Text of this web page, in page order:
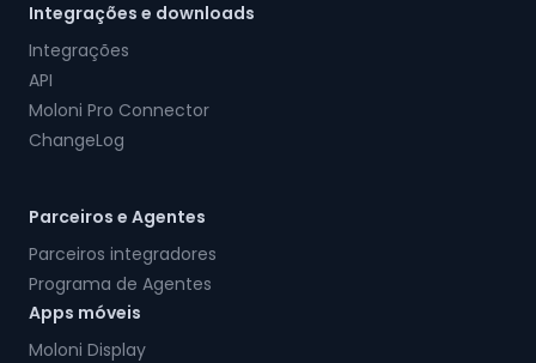
Integrações e downloads
Integrações
API
Moloni Pro Connector
ChangeLog
Parceiros e Agentes
Parceiros integradores
Programa de Agentes
Apps móveis
Moloni Display